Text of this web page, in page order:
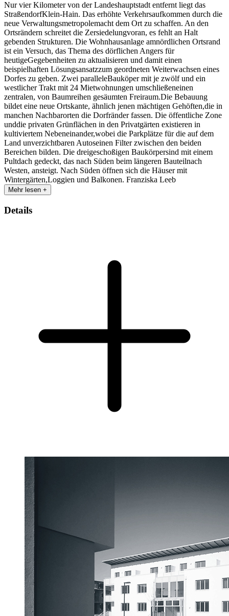
Nur vier Kilometer von der Landeshauptstadt entfernt liegt das
StraßendorfKlein-Hain. Das erhöhte Verkehrsaufkommen durch die
neue Verwaltungsmetropolemacht dem Ort zu schaffen. An den
Ortsrändern schreitet die Zersiedelungvoran, es fehlt an Halt
gebenden Strukturen. Die Wohnhausanlage amnördlichen Ortsrand
ist ein Versuch, das Thema des dörflichen Angers für
heutigeGegebenheiten zu aktualisieren und damit einen
beispielhaften Lösungsansatzzum geordneten Weiterwachsen eines
Dorfes zu geben. Zwei paralleleBauköper mit je zwölf und ein
westlicher Trakt mit 24 Mietwohnungen umschließeneinen
zentralen, von Baumreihen gesäumten Freiraum.Die Bebauung
bildet eine neue Ortskante, ähnlich jenen mächtigen Gehöften,die in
manchen Nachbarorten die Dorfränder fassen. Die öffentliche Zone
unddie privaten Grünflächen in den Privatgärten existieren in
kultiviertem Nebeneinander,wobei die Parkplätze für die auf dem
Land unverzichtbaren Autoseinen Filter zwischen den beiden
Bereichen bilden. Die dreigeschoßigen Baukörpersind mit einem
Pultdach gedeckt, das nach Süden beim längeren Bauteilnach
Westen, ansteigt. Nach Süden öffnen sich die Häuser mit
Wintergärten,Loggien und Balkonen. Franziska Leeb
Mehr lesen +
Details